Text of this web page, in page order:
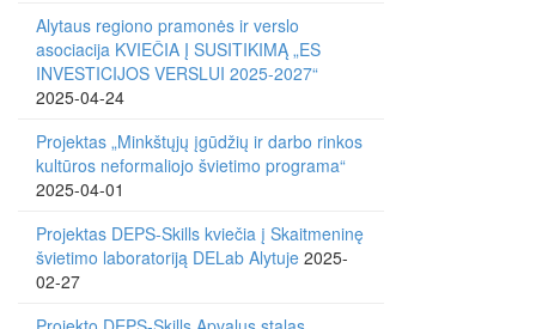
Alytaus regiono pramonės ir verslo
asociacija KVIEČIA Į SUSITIKIMĄ „ES
INVESTICIJOS VERSLUI 2025-2027“
2025-04-24
Projektas „Minkštųjų įgūdžių ir darbo rinkos
kultūros neformaliojo švietimo programa“
2025-04-01
Projektas DEPS-Skills kviečia į Skaitmeninę
švietimo laboratoriją DELab Alytuje 2025-
02-27